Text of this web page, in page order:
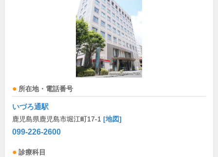
所在地・電話番号
いづろ通駅
鹿児島県鹿児島市堀江町17-1 [地図]
099-226-2600
診療科目